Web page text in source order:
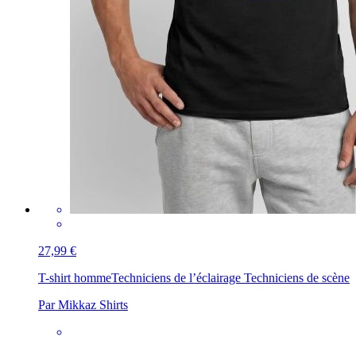
27,99 €
T-shirt hommeTechniciens de l’éclairage Techniciens de scène
Par Mikkaz Shirts